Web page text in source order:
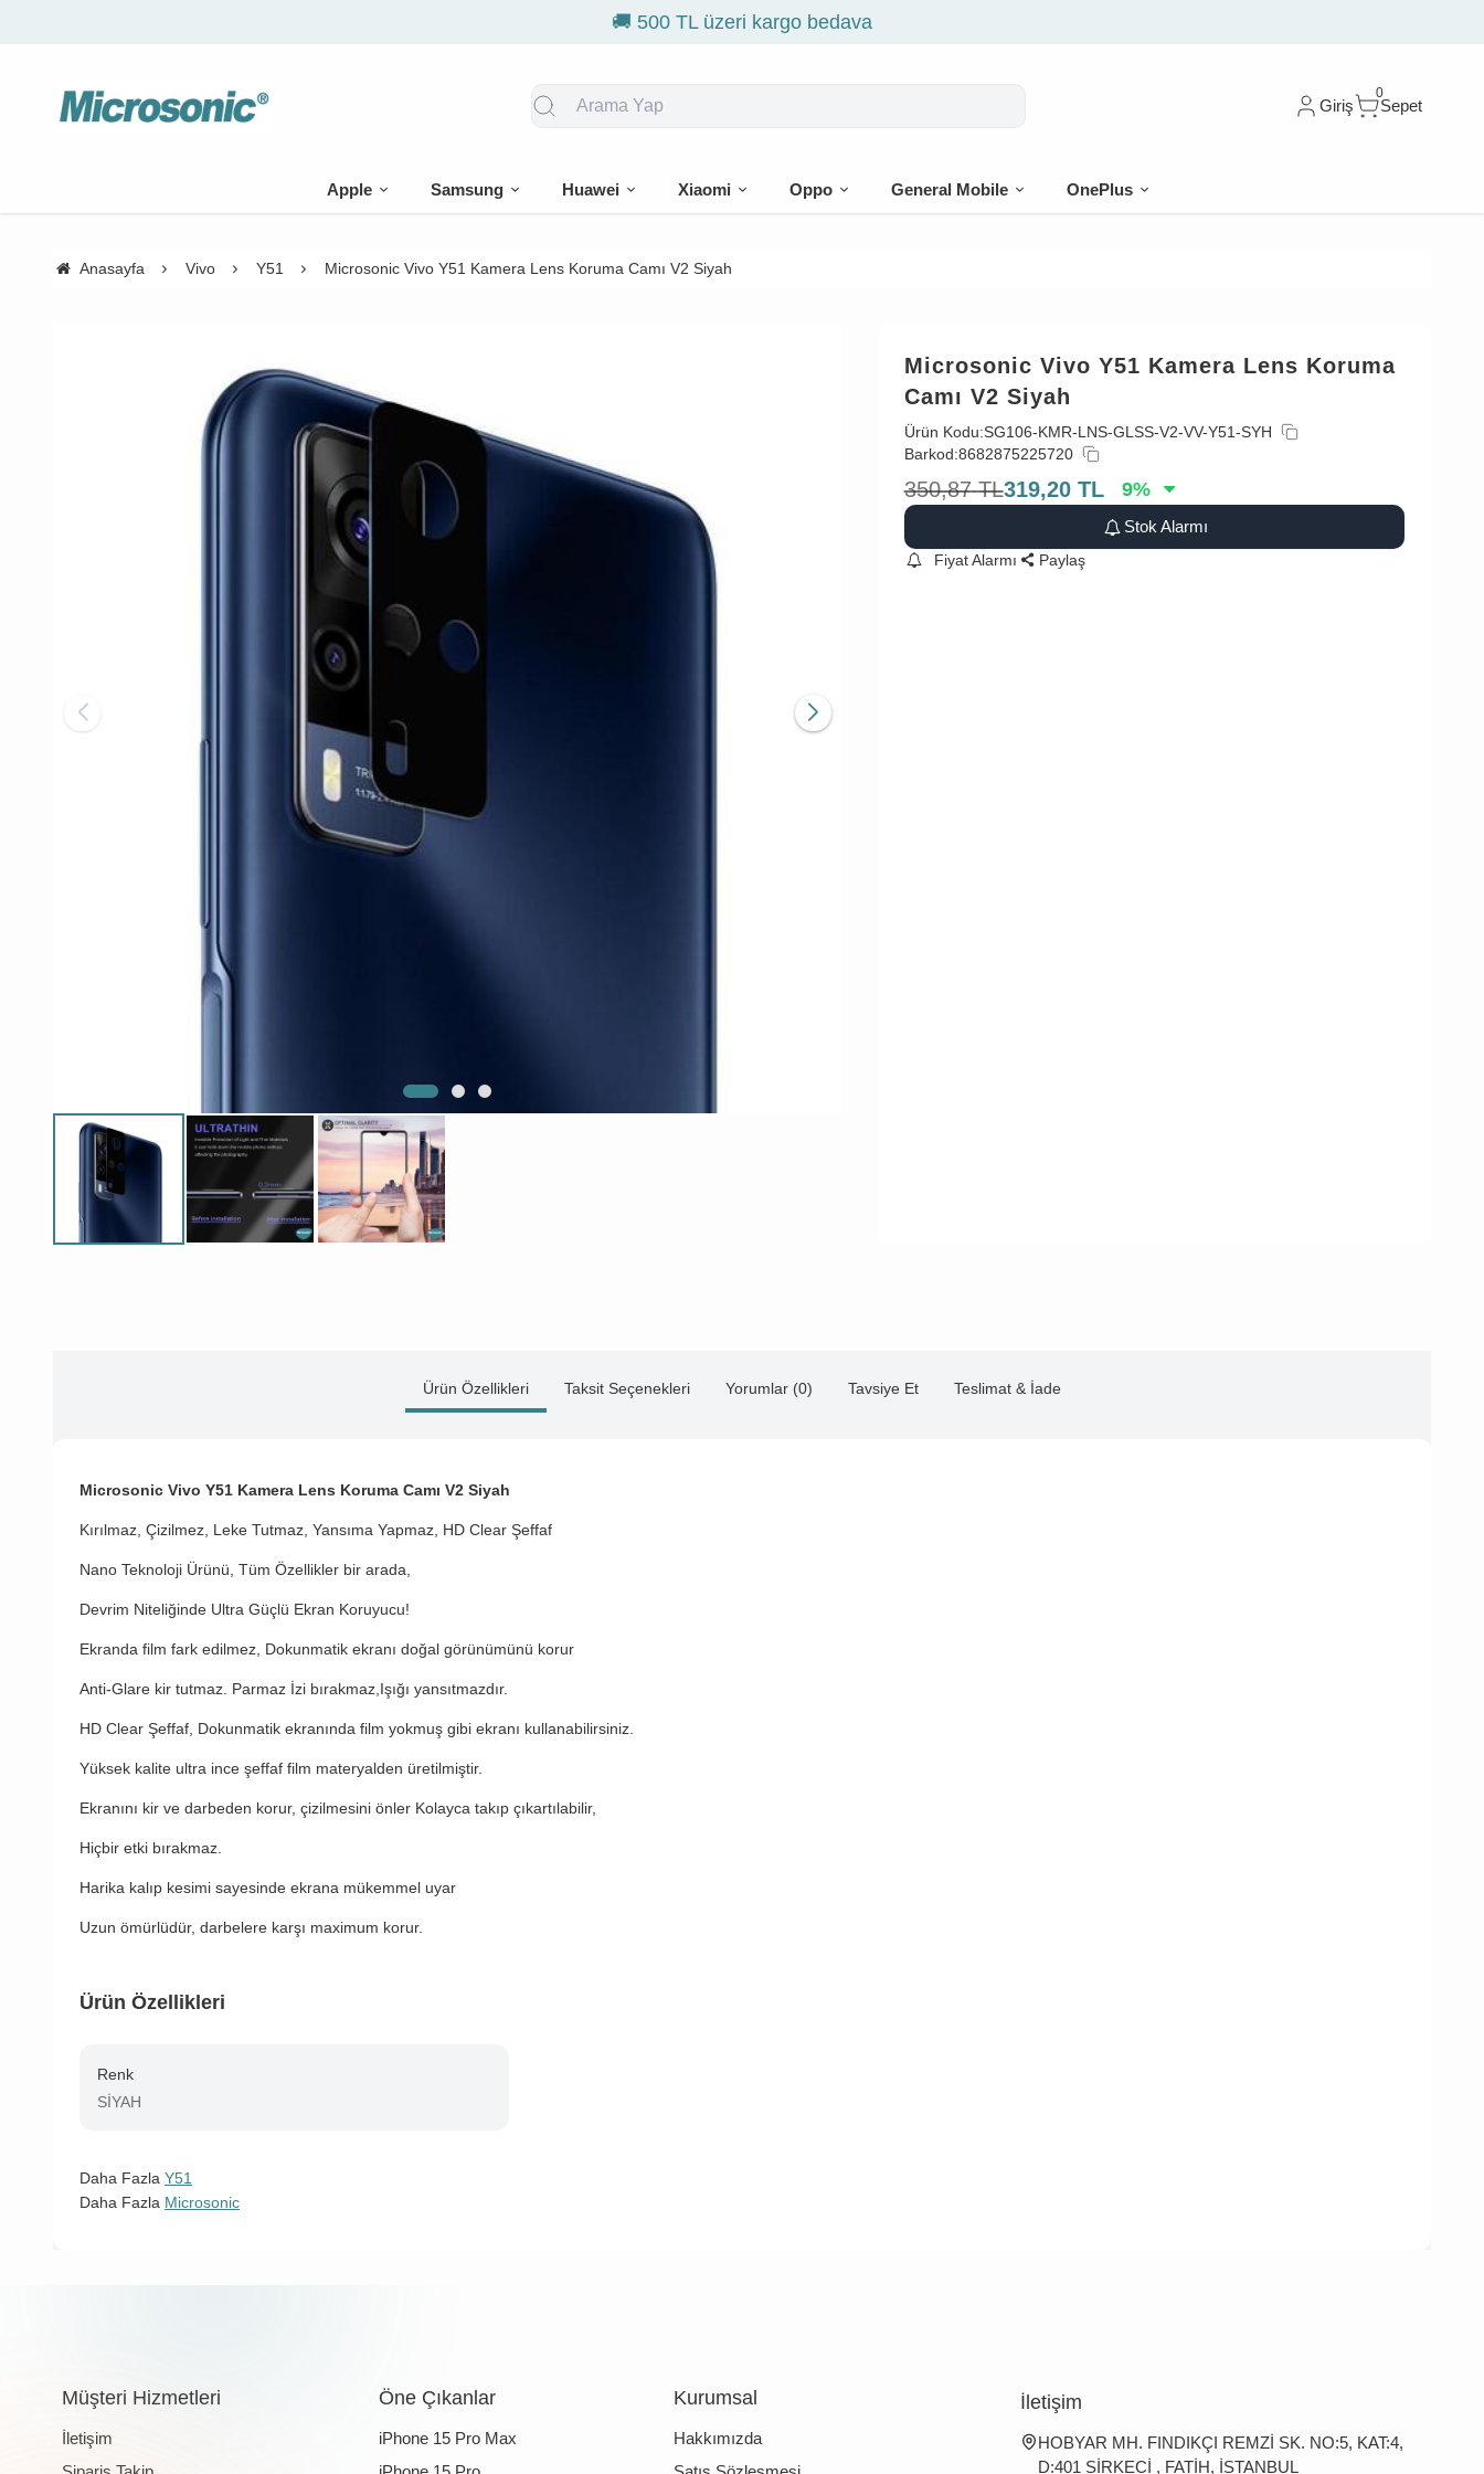
Giriş
0
Sepet
Apple Samsung Huawei Xiaomi Oppo General Mobile OnePlus
Anasayfa Vivo Y51 Microsonic Vivo Y51 Kamera Lens Koruma Camı V2 Siyah
Microsonic Vivo Y51 Kamera Lens Koruma
Camı V2 Siyah
Ürün Kodu:SG106-KMR-LNS-GLSS-V2-VV-Y51-SYH
Barkod:8682875225720
350,87 TL319,20 TL 9%
Stok Alarmı
Fiyat Alarmı Paylaş
Ürün Özellikleri Taksit Seçenekleri Yorumlar (0) Tavsiye Et Teslimat & İade
Microsonic Vivo Y51 Kamera Lens Koruma Camı V2 Siyah
Kırılmaz, Çizilmez, Leke Tutmaz, Yansıma Yapmaz, HD Clear Şeffaf
Nano Teknoloji Ürünü, Tüm Özellikler bir arada,
Devrim Niteliğinde Ultra Güçlü Ekran Koruyucu!
Ekranda film fark edilmez, Dokunmatik ekranı doğal görünümünü korur
Anti-Glare kir tutmaz. Parmaz İzi bırakmaz,Işığı yansıtmazdır.
HD Clear Şeffaf, Dokunmatik ekranında film yokmuş gibi ekranı kullanabilirsiniz.
Yüksek kalite ultra ince şeffaf film materyalden üretilmiştir.
Ekranını kir ve darbeden korur, çizilmesini önler Kolayca takıp çıkartılabilir,
Hiçbir etki bırakmaz.
Harika kalıp kesimi sayesinde ekrana mükemmel uyar
Uzun ömürlüdür, darbelere karşı maximum korur.
Ürün Özellikleri
Renk
SİYAH
Daha Fazla Y51
Daha Fazla Microsonic
Müşteri Hizmetleri
İletişim
Öne Çıkanlar
iPhone 15 Pro Max
Kurumsal
Hakkımızda
İletişim
HOBYAR MH. FINDIKÇI REMZİ SK. NO:5, KAT:4,
D:401 SİRKECİ , FATİH, İSTANBUL